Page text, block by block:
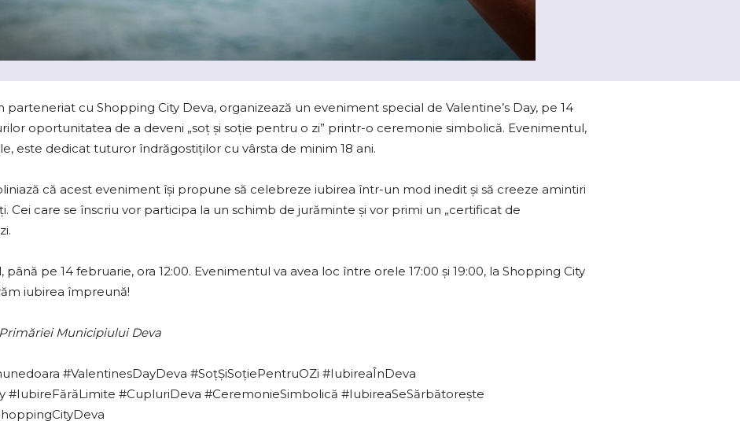
parteneriat cu Shopping City Deva, organizează un eveniment special de Valentine’s Day, pe 14
oportunitatea de a deveni „soț și soție pentru o zi” printr-o ceremonie simbolică. Evenimentul,
este dedicat tuturor îndrăgostiților cu vârsta de minim 18 ani.
că acest eveniment își propune să celebreze iubirea într-un mod inedit și să creeze amintiri
Cei care se înscriu vor participa la un schimb de jurăminte și vor primi un „certificat de
pe 14 februarie, ora 12:00. Evenimentul va avea loc între orele 17:00 și 19:00, la Shopping City
iubirea împreună!
Municipiului Deva
#ValentinesDayDeva #SoțȘiSoțiePentruOZi #IubireaÎnDeva
#IubireFărăLimite #CupluriDeva #CeremonieSimbolică #IubireaSeSărbătorește